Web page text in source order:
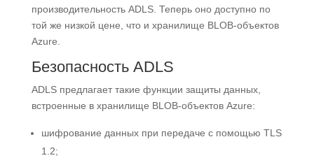
производительность ADLS. Теперь оно доступно по
той же низкой цене, что и хранилище BLOB-объектов
Azure.
Безопасность ADLS
ADLS предлагает такие функции защиты данных,
встроенные в хранилище BLOB-объектов Azure:
шифрование данных при передаче с помощью TLS
1.2;